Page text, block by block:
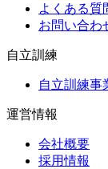
よくある質
お問い合わ
自立訓練
自立訓練事
運営情報
会社概要
採用情報